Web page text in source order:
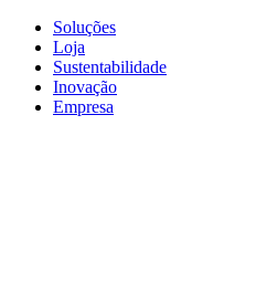
Soluções
Loja
Sustentabilidade
Inovação
Empresa